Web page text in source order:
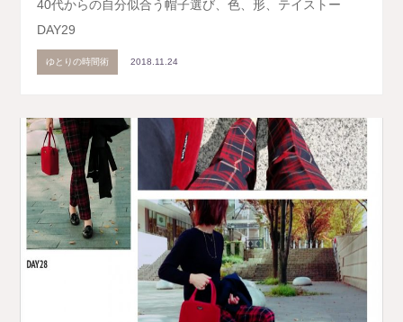
40代からの自分似合う帽子選び、色、形、テイストー
DAY29
ゆとりの時間術 2018.11.24